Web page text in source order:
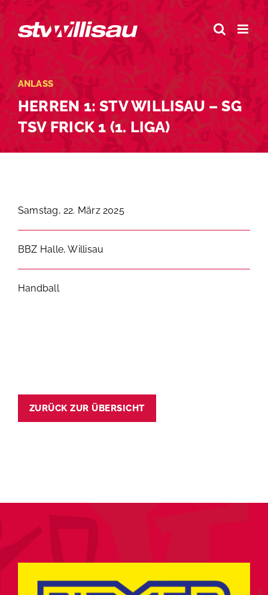
Zum
springen
ANLASS
HERREN 1: STV WILLISAU – SG
TSV FRICK 1 (1. LIGA)
Samstag, 22. März 2025
BBZ Halle, Willisau
Handball
ZURÜCK ZUR ÜBERSICHT